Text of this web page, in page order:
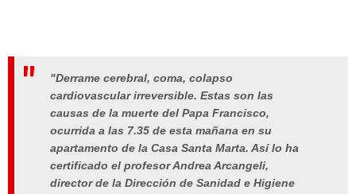
"Derrame cerebral, coma, colapso
cardiovascular irreversible. Estas son las
causas de la muerte del Papa Francisco,
ocurrida a las 7.35 de esta mañana en su
apartamento de la Casa Santa Marta. Así lo ha
certificado el profesor Andrea Arcangeli,
director de la Dirección de Sanidad e Higiene